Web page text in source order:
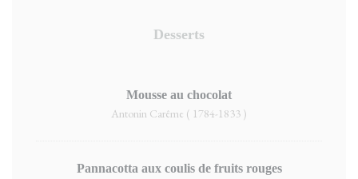
Desserts
Mousse au chocolat
Antonin Carême ( 1784-1833 )
Pannacotta aux coulis de fruits rouges